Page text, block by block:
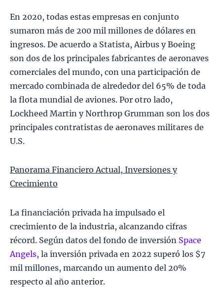
En 2020, todas estas empresas en conjunto
sumaron más de 200 mil millones de dólares en
ingresos. De acuerdo a Statista, Airbus y Boeing
son dos de los principales fabricantes de aeronaves
comerciales del mundo, con una participación de
mercado combinada de alrededor del 65% de toda
la flota mundial de aviones. Por otro lado,
Lockheed Martin y Northrop Grumman son los dos
principales contratistas de aeronaves militares de
U.S.
Panorama Financiero Actual, Inversiones y
Crecimiento
La financiación privada ha impulsado el
crecimiento de la industria, alcanzando cifras
récord. Según datos del fondo de inversión Space
Angels, la inversión privada en 2022 superó los $7
mil millones, marcando un aumento del 20%
respecto al año anterior.